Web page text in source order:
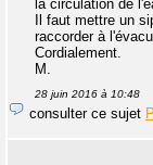
la circulation de
Il faut mettre un
raccorder à
Cordialement.
M.
28 juin 2016 à 10:48
consulter ce sujet